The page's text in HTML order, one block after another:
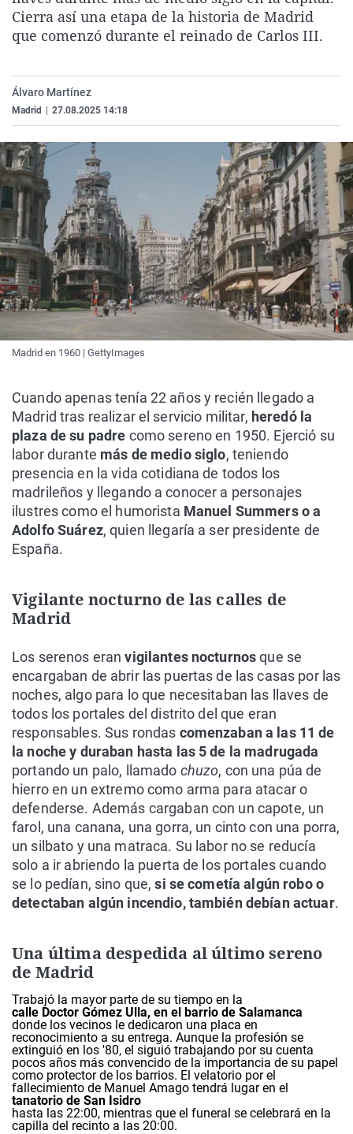
La rosa de los vientos
Gente viajera
Caso
Retornados
Extremadura
Galicia
País Vasco
Virales
Televisión
Cierra así una etapa de la historia de Madrid
que comenzó durante el reinado de Carlos III.
Álvaro Martínez
Madrid 27.08.2025 14:18
Madrid en 1960 | GettyImages
Cuando apenas tenía 22 años y recién llegado a
Madrid tras realizar el servicio militar, heredó la
plaza de su padre como sereno en 1950. Ejerció su
labor durante más de medio siglo, teniendo
presencia en la vida cotidiana de todos los
madrileños y llegando a conocer a personajes
ilustres como el humorista Manuel Summers o a
Adolfo Suárez, quien llegaría a ser presidente de
España.
Vigilante nocturno de las calles de
Madrid
Los serenos eranvigilantes nocturnosque se
encargaban de abrir las puertas de las casas por las
noches, algo para lo que necesitaban las llaves de
todos los portales del distrito del que eran
responsables. Sus rondas comenzaban a las 11 de
la noche y duraban hasta las 5 de la madrugada
portando un palo, llamado chuzo, con una púa de
hierro en un extremo como arma para atacar o
defenderse. Además cargaban con un capote, un
farol, una canana, una gorra, un cinto con una porra,
un silbato y una matraca. Su labor no se reducía
solo a ir abriendo la puerta de los portales cuando
se lo pedían, sino que,si se cometía algún robo o
detectaban algún incendio, también debían actuar.
Una última despedida al último sereno
de Madrid
Trabajó la mayor parte de su tiempo en la
calle Doctor Gómez Ulla, en el barrio de Salamanca
donde los vecinos le dedicaron una placa en
reconocimiento a su entrega. Aunque la profesión se
extinguió en los '80, el siguió trabajando por su cuenta
pocos años más convencido de la importancia de su papel
como protector de los barrios. El velatorio por el
fallecimiento de Manuel Amago tendrá lugar en el
tanatorio de San Isidro
hasta las 22:00, mientras que el funeral se celebrará en la
capilla del recinto a las 20:00.